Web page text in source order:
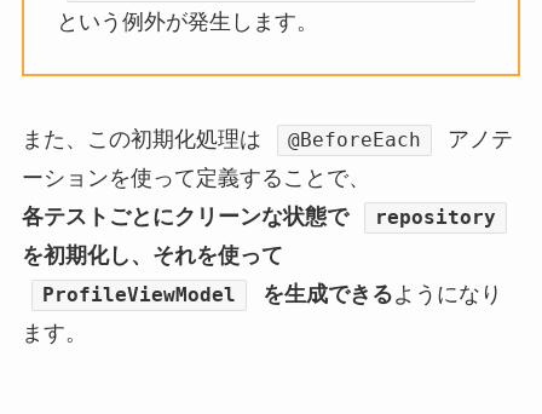
という例外が発生します。
また、この初期化処理は @BeforeEach
アノテ
ーションを使って定義することで、
各テストごとにクリーンな状態で
repository
を初期化し、それを使って
ProfileViewModel を生成できるようになり
ます。